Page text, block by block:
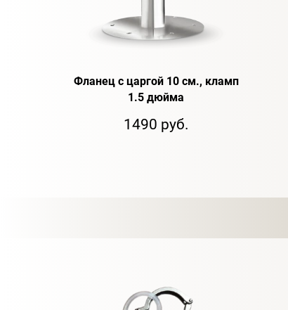
Фланец с царгой 10 см., кламп
1.5 дюйма
1490 руб.